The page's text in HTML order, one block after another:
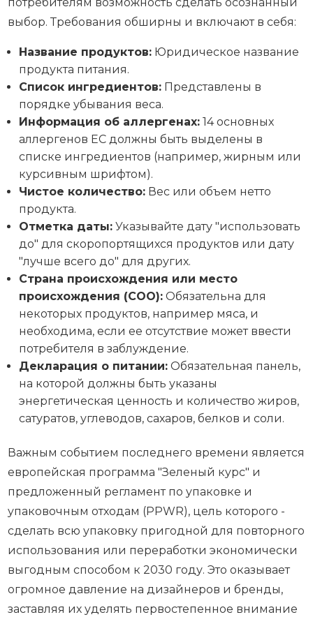
выбор. Требования обширны и включают в себя:
Название продуктов: Юридическое название
продукта питания.
Список ингредиентов: Представлены в
порядке убывания веса.
Информация об аллергенах: 14 основных
аллергенов ЕС должны быть выделены в
списке ингредиентов (например, жирным или
курсивным шрифтом).
Чистое количество: Вес или объем нетто
продукта.
Отметка даты: Указывайте дату "использовать
до" для скоропортящихся продуктов или дату
"лучше всего до" для других.
Страна происхождения или место
происхождения (COO): Обязательна для
некоторых продуктов, например мяса, и
необходима, если ее отсутствие может ввести
потребителя в заблуждение.
Декларация о питании: Обязательная панель,
на которой должны быть указаны
энергетическая ценность и количество жиров,
сатуратов, углеводов, сахаров, белков и соли.
Важным событием последнего времени является
европейская программа "Зеленый курс" и
предложенный регламент по упаковке и
упаковочным отходам (PPWR), цель которого -
сделать всю упаковку пригодной для повторного
использования или переработки экономически
выгодным способом к 2030 году. Это оказывает
огромное давление на дизайнеров и бренды,
заставляя их уделять первостепенное внимание